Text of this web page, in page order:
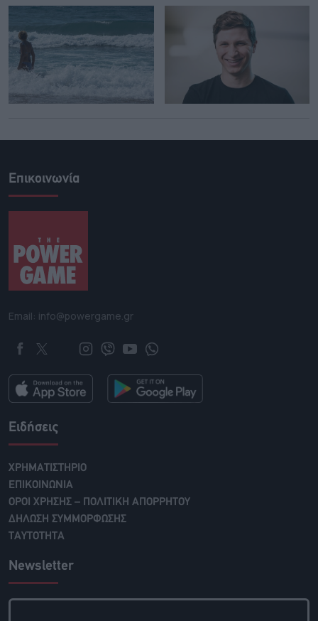
Επικοινωνία
Email: info@powergame.gr
Ειδήσεις
ΧΡΗΜΑΤΙΣΤΗΡΙΟ
ΕΠΙΚΟΙΝΩΝΙΑ
ΟΡΟΙ ΧΡΗΣΗΣ – ΠΟΛΙΤΙΚΗ ΑΠΟΡΡΗΤΟΥ
ΔΗΛΩΣΗ ΣΥΜΜΟΡΦΩΣΗΣ
ΤΑΥΤΟΤΗΤΑ
Newsletter